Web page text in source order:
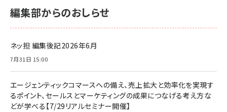
編集部からのおしらせ
ネッ担 編集後記2026年6月
7月31日 15:00
エージェンティックコマースへの備え、売上拡大と効率化を実現す
るポイント、セールスとマーケティングの成果につなげる考え方な
どが学べる【7/29リアルセミナー開催】